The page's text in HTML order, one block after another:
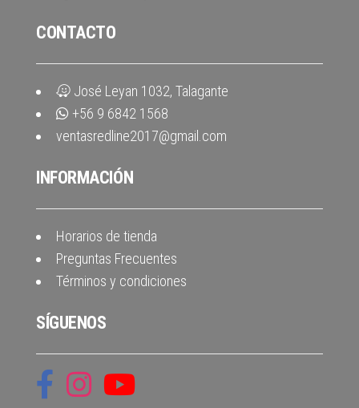
CONTACTO
José Leyan 1032, Talagante
+56 9 6842 1568
ventasredline2017@gmail.com
INFORMACIÓN
Horarios de tienda
Preguntas Frecuentes
Términos y condiciones
SÍGUENOS